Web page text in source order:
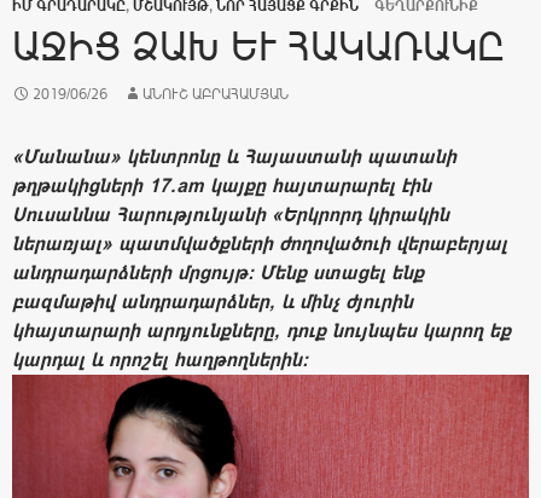
ԻՄ ԳՐԱԴԱՐԱԿԸ, ՄՇԱԿՈՒՅԹ, ՆՈՐ ՀԱՅԱՑՔ ԳՐՔԻՆ ԳԵՂԱՐՔՈՒՆԻՔ
ԱՋԻՑ ՁԱԽ ԵՒ ՀԱԿԱՌԱԿԸ
2019/06/26 ԱՆՈՒՇ ԱԲՐԱՀԱՄՅԱՆ
«Մանանա» կենտրոնը և Հայաստանի պատանի
թղթակիցների 17.am կայքը հայտարարել էին
Սուսաննա Հարությունյանի «Երկրորդ կիրակին
ներառյալ» պատմվածքների ժողովածուի վերաբերյալ
անդրադարձների մրցույթ: Մենք ստացել ենք
բազմաթիվ անդրադարձներ, և մինչ ժյուրին
կհայտարարի արդյունքները, դուք նույնպես կարող եք
կարդալ և որոշել հաղթողներին: